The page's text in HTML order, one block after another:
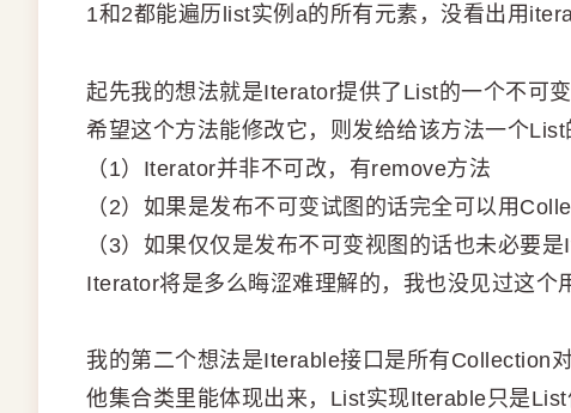
1和2都能遍历list实例a的所有元素，没看出用
起先我的想法就是Iterator提供了List的一个不可
希望这个方法能修改它，则发给给该方法一个
（1）Iterator并非不可改，有remove方法
（2）如果是发布不可变试图的话完全可以用
（3）如果仅仅是发布不可变视图的话也未必要
Iterator将是多么晦涩难理解的，我也没见过这个
我的第二个想法是Iterable接口是所有Collection
他集合类里能体现出来，List实现Iterable只是List